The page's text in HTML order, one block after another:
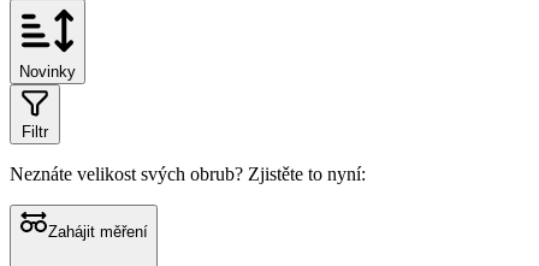
Novinky
Filtr
Neznáte velikost svých obrub? Zjistěte to nyní:
Zahájit měření